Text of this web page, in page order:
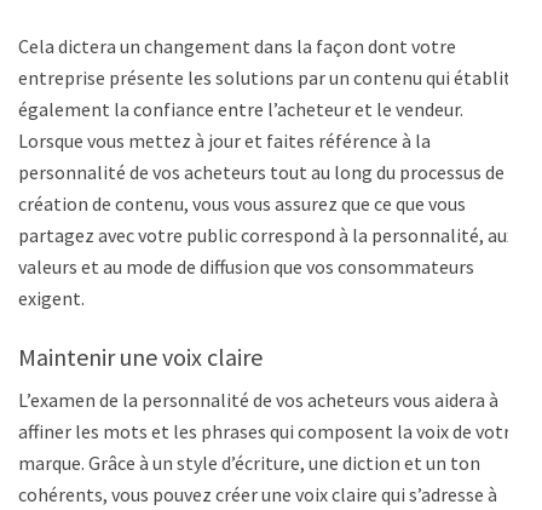
Cela dictera un changement dans la façon dont votre
entreprise présente les solutions par un contenu qui établit
également la confiance entre l’acheteur et le vendeur.
Lorsque vous mettez à jour et faites référence à la
personnalité de vos acheteurs tout au long du processus de
création de contenu, vous vous assurez que ce que vous
partagez avec votre public correspond à la personnalité, aux
valeurs et au mode de diffusion que vos consommateurs
exigent.
Maintenir une voix claire
L’examen de la personnalité de vos acheteurs vous aidera à
affiner les mots et les phrases qui composent la voix de votre
marque. Grâce à un style d’écriture, une diction et un ton
cohérents, vous pouvez créer une voix claire qui s’adresse à